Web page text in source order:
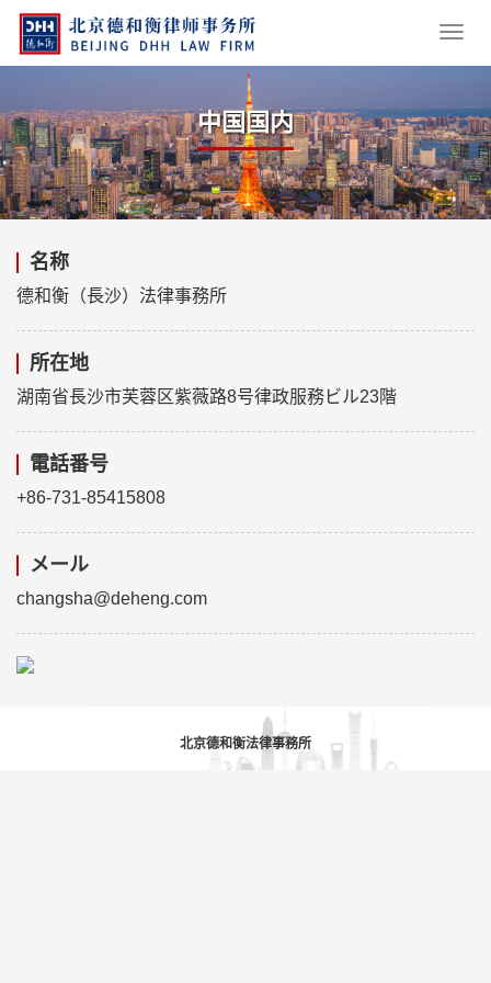
中国国内
名称
德和衡（長沙）法律事務所
所在地
湖南省長沙市芙蓉区紫薇路8号律政服務ビル23階
電話番号
+86-731-85415808
メール
changsha@deheng.com
北京德和衡法律事務所